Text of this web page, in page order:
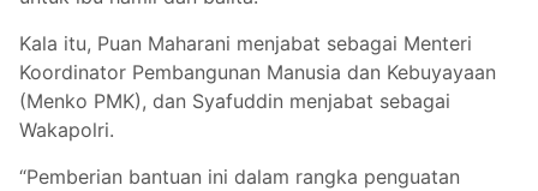
Kala itu, Puan Maharani menjabat sebagai Menteri
Koordinator Pembangunan Manusia dan Kebuyayaan
(Menko PMK), dan Syafuddin menjabat sebagai
Wakapolri.
“Pemberian bantuan ini dalam rangka penguatan